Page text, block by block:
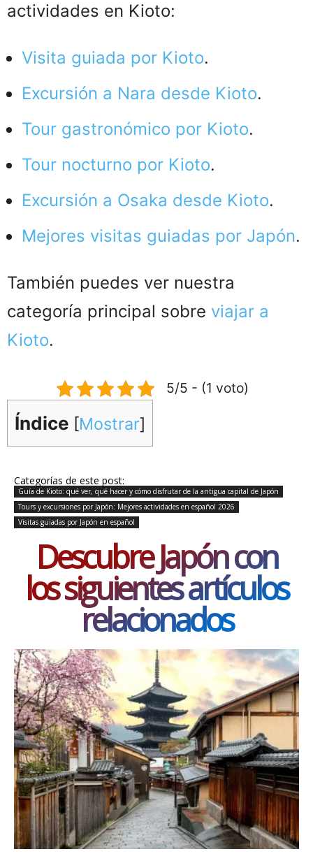
actividades en Kioto:
Visita guiada por Kioto.
Excursión a Nara desde Kioto.
Tour gastronómico por Kioto.
Tour nocturno por Kioto.
Excursión a Osaka desde Kioto.
Mejores visitas guiadas por Japón.
También puedes ver nuestra
categoría principal sobre viajar a
Kioto.
5/5 - (1 voto)
Índice [Mostrar]
Categorías de este post:
Guía de Kioto: qué ver, qué hacer y cómo disfrutar de la antigua capital de Japón
Tours y excursiones por Japón: Mejores actividades en español 2026
Visitas guiadas por Japón en español
Descubre Japón con
los siguientes artículos
relacionados